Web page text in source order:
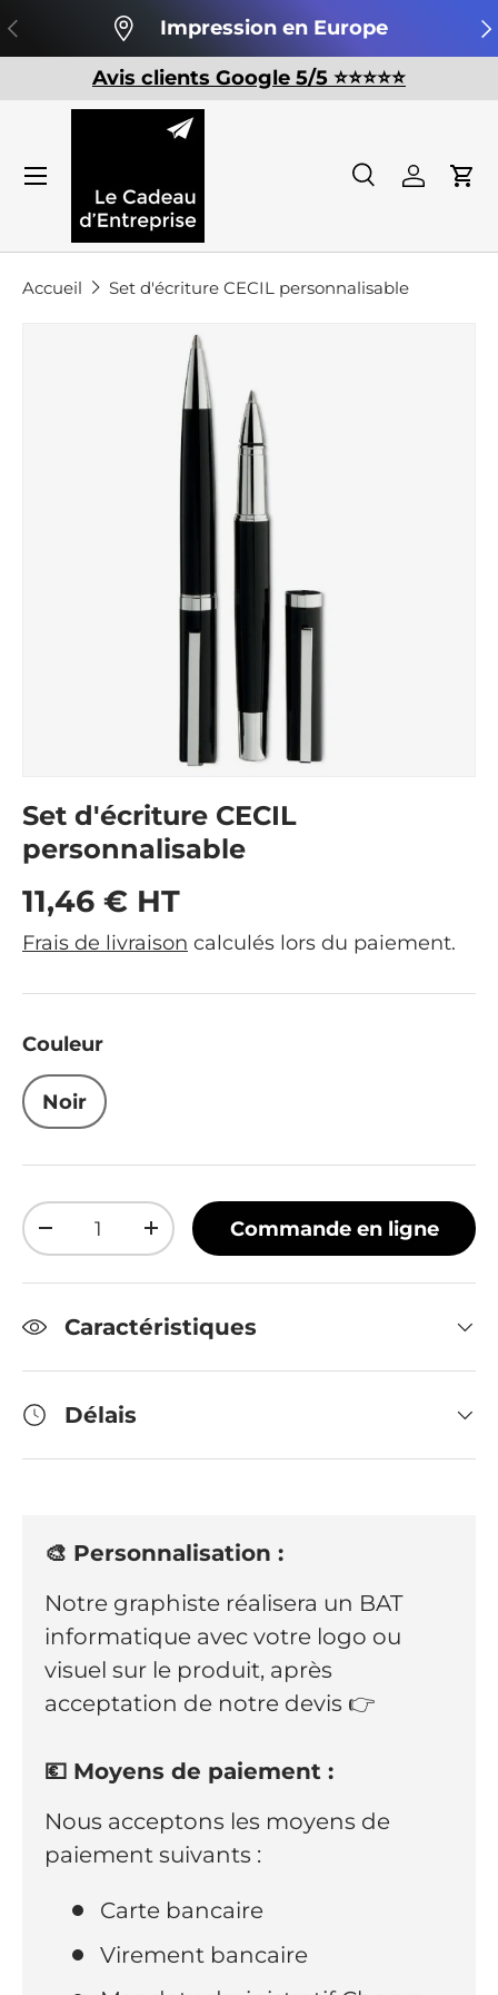
Aller au contenu
Précédent Impression en Europe
Avis clients Google 5/5 ⭐️⭐️⭐️⭐️⭐️
Recherche
Recherche
Se
Accueil Set d'écriture CECIL personnalisable
Passer aux informations produits
Set d'écriture CECIL
personnalisable
Prix habituel
11,46 € HT
Frais de livraison calculés lors du paiement.
Couleur
Noir
Qté
Diminuer la quantité
Augmenter la quantité
Commande en ligne
Caractéristiques
Délais
🎨 Personnalisation :
Notre graphiste réalisera un BAT
informatique avec votre logo ou
visuel sur le produit, après
acceptation de notre devis 👉
💶 Moyens de paiement :
Nous acceptons les moyens de
paiement suivants :
Carte bancaire
Virement bancaire